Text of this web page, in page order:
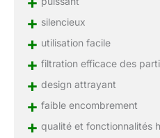
+ silencieux
+ utilisation facile
+ filtration efficace des
+ design attrayant
+ faible encombrement
+ qualité et fonctionnalités